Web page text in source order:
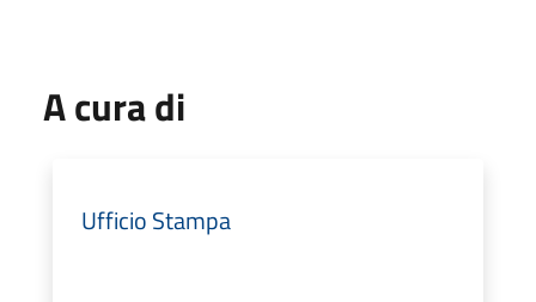
A cura di
Ufficio Stampa